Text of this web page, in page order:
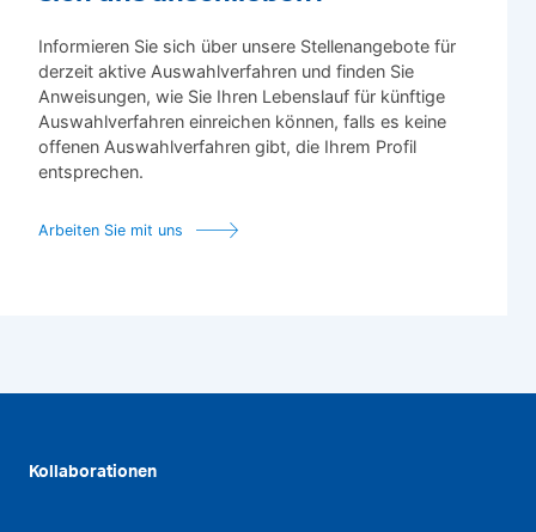
Informieren Sie sich über unsere Stellenangebote für
derzeit aktive Auswahlverfahren und finden Sie
Anweisungen, wie Sie Ihren Lebenslauf für künftige
Auswahlverfahren einreichen können, falls es keine
offenen Auswahlverfahren gibt, die Ihrem Profil
entsprechen.
Arbeiten Sie mit uns
Kollaborationen